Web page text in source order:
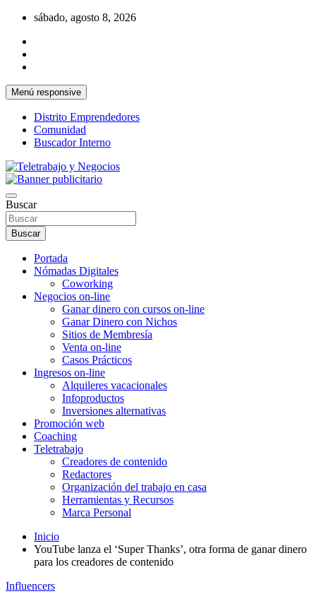
Saltar
contenido
sábado, agosto 8, 2026
Menú responsive
Distrito Emprendedores
Comunidad
Buscador Interno
Teletrabajo y Negocios
Buscar
Buscar
Portada
Nómadas Digitales
Coworking
Negocios on-line
Ganar dinero con cursos on-line
Ganar Dinero con Nichos
Sitios de Membresía
Venta on-line
Casos Prácticos
Ingresos on-line
Alquileres vacacionales
Infoproductos
Inversiones alternativas
Promoción web
Coaching
Teletrabajo
Creadores de contenido
Redactores
Organización del trabajo en casa
Herramientas y Recursos
Marca Personal
Inicio
YouTube lanza el ‘Super Thanks’, otra forma de ganar dinero
para los creadores de contenido
Influencers